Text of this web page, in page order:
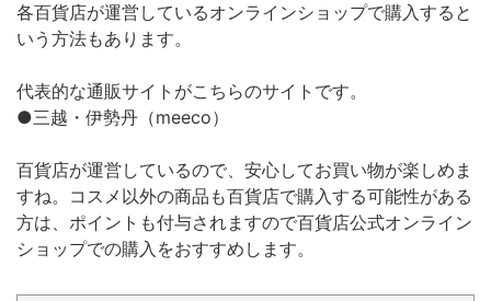
各百貨店が運営しているオンラインショップで購入すると
いう方法もあります。
代表的な通販サイトがこちらのサイトです。
●三越・伊勢丹（meeco）
百貨店が運営しているので、安心してお買い物が楽しめま
すね。コスメ以外の商品も百貨店で購入する可能性がある
方は、ポイントも付与されますので百貨店公式オンライン
ショップでの購入をおすすめします。